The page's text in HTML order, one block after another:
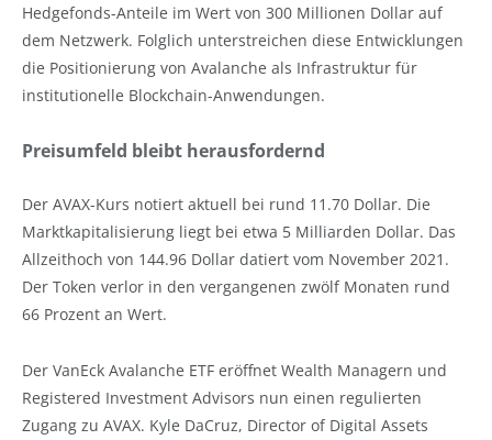
Hedgefonds-Anteile im Wert von 300 Millionen Dollar auf
dem Netzwerk. Folglich unterstreichen diese Entwicklungen
die Positionierung von Avalanche als Infrastruktur für
institutionelle Blockchain-Anwendungen.
Preisumfeld bleibt herausfordernd
Der AVAX-Kurs notiert aktuell bei rund 11.70 Dollar. Die
Marktkapitalisierung liegt bei etwa 5 Milliarden Dollar. Das
Allzeithoch von 144.96 Dollar datiert vom November 2021.
Der Token verlor in den vergangenen zwölf Monaten rund
66 Prozent an Wert.
Der VanEck Avalanche ETF eröffnet Wealth Managern und
Registered Investment Advisors nun einen regulierten
Zugang zu AVAX. Kyle DaCruz, Director of Digital Assets